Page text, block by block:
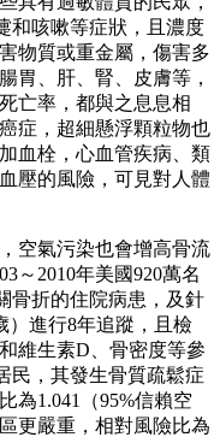
和咳嗽等症狀，且濃度
物質或重金屬，傷害多
胃、肝、腎、皮膚等，
亡率，都與之息息相
症，超細懸浮顆粒物也
血栓，心血管疾病、類
壓的風險，可見對人體
空氣污染也會增高骨流
～2010年美國920萬名
骨折的住院病患，及針
）進行8年追蹤，且檢
維生素D、骨密度等參
民，其發生骨質疏鬆症
為1.041（95%信賴空
更嚴重，相對風險比為